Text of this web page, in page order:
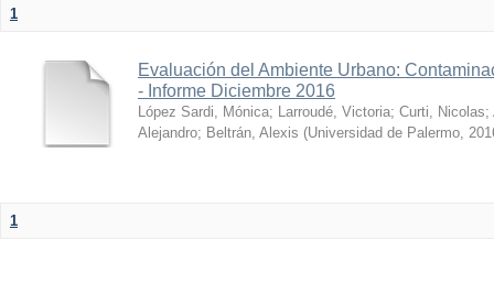
1
Evaluación del Ambiente Urbano:
- Informe Diciembre 2016
López Sardi, Mónica; Larroudé, Victoria; Curti, Nicolas;
Alejandro; Beltrán, Alexis (Universidad de Palermo,
1